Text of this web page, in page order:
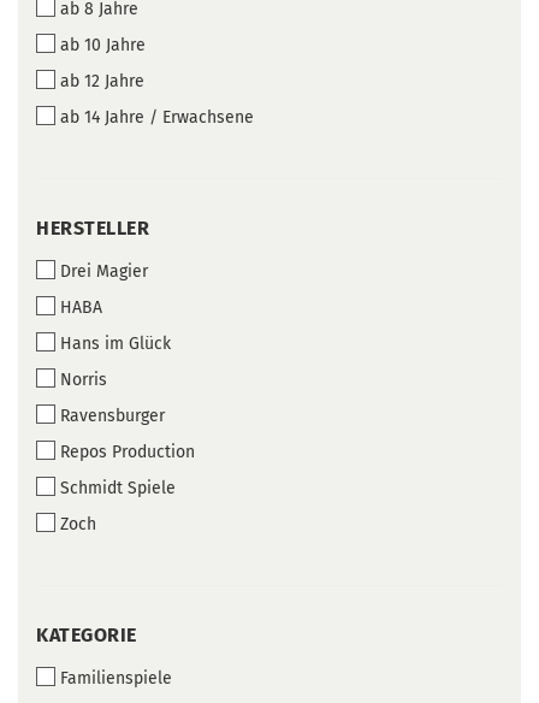
ab 8 Jahre
ab 10 Jahre
ab 12 Jahre
ab 14 Jahre / Erwachsene
HERSTELLER
HERSTELLER
Drei Magier
HABA
Hans im Glück
Norris
Ravensburger
Repos Production
Schmidt Spiele
Zoch
KATEGORIE
KATEGORIE
Familienspiele